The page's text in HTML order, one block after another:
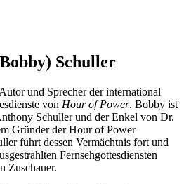
Schuller
und Sprecher der international
von Hour of Power. Bobby ist
Schuller und der Enkel von Dr.
Gründer der Hour of Power
führt dessen Vermächtnis fort und
Fernsehgottesdiensten
Zuschauer.